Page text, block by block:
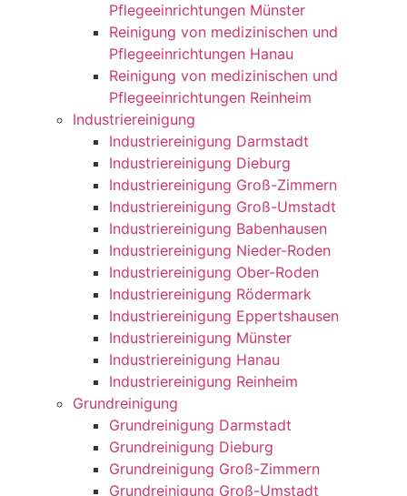
Pflegeeinrichtungen Münster
Reinigung von medizinischen und
Pflegeeinrichtungen Hanau
Reinigung von medizinischen und
Pflegeeinrichtungen Reinheim
Industriereinigung
Industriereinigung Darmstadt
Industriereinigung Dieburg
Industriereinigung Groß-Zimmern
Industriereinigung Groß-Umstadt
Industriereinigung Babenhausen
Industriereinigung Nieder-Roden
Industriereinigung Ober-Roden
Industriereinigung Rödermark
Industriereinigung Eppertshausen
Industriereinigung Münster
Industriereinigung Hanau
Industriereinigung Reinheim
Grundreinigung
Grundreinigung Darmstadt
Grundreinigung Dieburg
Grundreinigung Groß-Zimmern
Grundreinigung Groß-Umstadt